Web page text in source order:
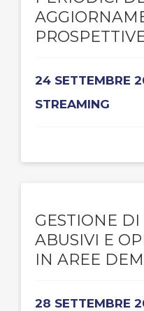
24 SETTEMBRE
STREAMING
GESTIONE
ABUSIVI E
IN AREE
28 SETTEMBRE